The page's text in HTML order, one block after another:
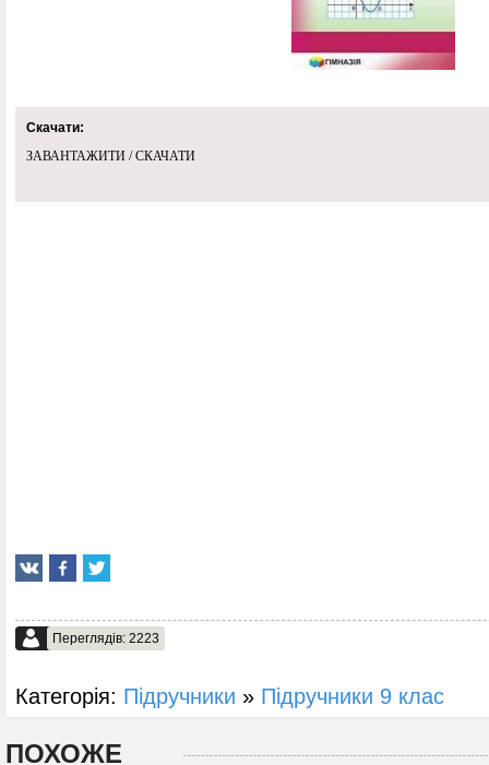
Скачати:
ЗАВАНТАЖИТИ / СКАЧАТИ
Переглядів: 2223
Категорія: Підручники » Підручники 9 клас
ПОХОЖЕ